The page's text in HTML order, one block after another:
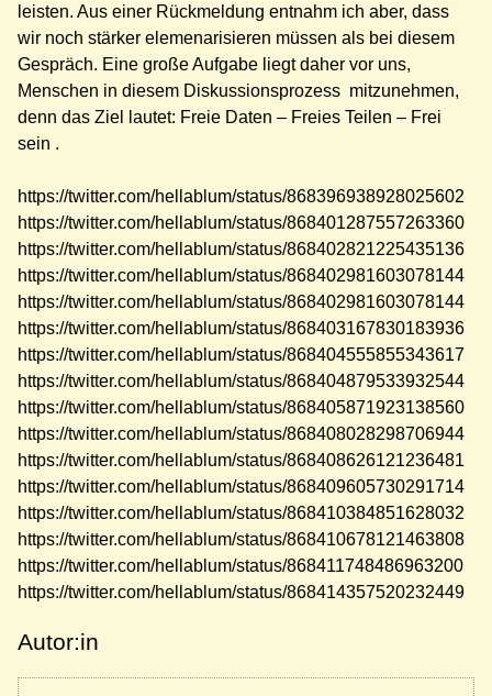
leisten. Aus einer Rückmeldung entnahm ich aber, dass
wir noch stärker elemenarisieren müssen als bei diesem
Gespräch. Eine große Aufgabe liegt daher vor uns,
Menschen in diesem Diskussionsprozess mitzunehmen,
denn das Ziel lautet: Freie Daten – Freies Teilen – Frei
sein .
https://twitter.com/hellablum/status/868396938928025602
https://twitter.com/hellablum/status/868401287557263360
https://twitter.com/hellablum/status/868402821225435136
https://twitter.com/hellablum/status/868402981603078144
https://twitter.com/hellablum/status/868402981603078144
https://twitter.com/hellablum/status/868403167830183936
https://twitter.com/hellablum/status/868404555855343617
https://twitter.com/hellablum/status/868404879533932544
https://twitter.com/hellablum/status/868405871923138560
https://twitter.com/hellablum/status/868408028298706944
https://twitter.com/hellablum/status/868408626121236481
https://twitter.com/hellablum/status/868409605730291714
https://twitter.com/hellablum/status/868410384851628032
https://twitter.com/hellablum/status/868410678121463808
https://twitter.com/hellablum/status/868411748486963200
https://twitter.com/hellablum/status/868414357520232449
Autor:in